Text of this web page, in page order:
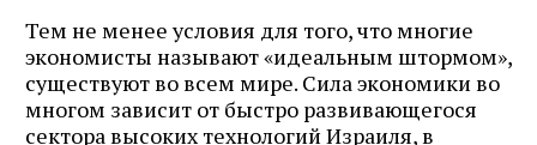
Тем не менее условия для того, что многие
экономисты называют «идеальным штормом»,
существуют во всем мире. Сила экономики во
многом зависит от быстро развивающегося
сектора высоких технологий Израиля, в